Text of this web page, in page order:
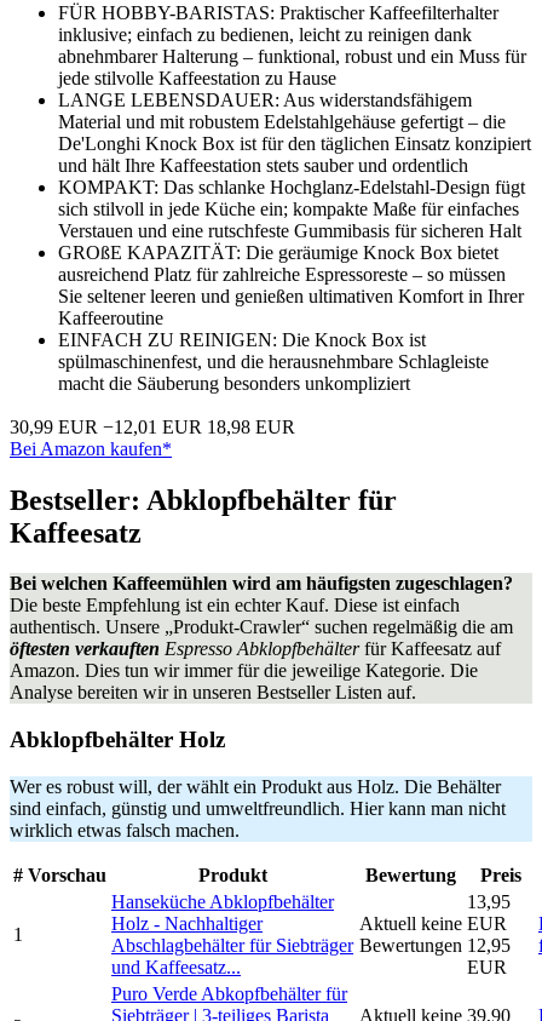
FÜR HOBBY-BARISTAS: Praktischer Kaffeefilterhalter
inklusive; einfach zu bedienen, leicht zu reinigen dank
abnehmbarer Halterung – funktional, robust und ein Muss für
jede stilvolle Kaffeestation zu Hause
LANGE LEBENSDAUER: Aus widerstandsfähigem
Material und mit robustem Edelstahlgehäuse gefertigt – die
De'Longhi Knock Box ist für den täglichen Einsatz konzipiert
und hält Ihre Kaffeestation stets sauber und ordentlich
KOMPAKT: Das schlanke Hochglanz-Edelstahl-Design fügt
sich stilvoll in jede Küche ein; kompakte Maße für einfaches
Verstauen und eine rutschfeste Gummibasis für sicheren Halt
GROßE KAPAZITÄT: Die geräumige Knock Box bietet
ausreichend Platz für zahlreiche Espressoreste – so müssen
Sie seltener leeren und genießen ultimativen Komfort in Ihrer
Kaffeeroutine
EINFACH ZU REINIGEN: Die Knock Box ist
spülmaschinenfest, und die herausnehmbare Schlagleiste
macht die Säuberung besonders unkompliziert
30,99 EUR −12,01 EUR 18,98 EUR
Bei Amazon kaufen*
Bestseller: Abklopfbehälter für
Kaffeesatz
Bei welchen Kaffeemühlen wird am häufigsten zugeschlagen?
Die beste Empfehlung ist ein echter Kauf. Diese ist einfach
authentisch. Unsere „Produkt-Crawler“ suchen regelmäßig die am
öftesten verkauften Espresso Abklopfbehälterfür Kaffeesatz auf
Amazon. Dies tun wir immer für die jeweilige Kategorie. Die
Analyse bereiten wir in unseren Bestseller Listen auf.
Abklopfbehälter Holz
Wer es robust will, der wählt ein Produkt aus Holz. Die Behälter
sind einfach, günstig und umweltfreundlich. Hier kann man nicht
wirklich etwas falsch machen.
# Vorschau Produkt Bewertung Preis
1
Hanseküche Abklopfbehälter
Holz - Nachhaltiger
Abschlagbehälter für Siebträger
und Kaffeesatz...
Aktuell keine
Bewertungen
13,95
EUR
12,95
EUR
Puro Verde Abkopfbehälter für
Siebträger | 3-teiliges Barista
Aktuell keine 39,90